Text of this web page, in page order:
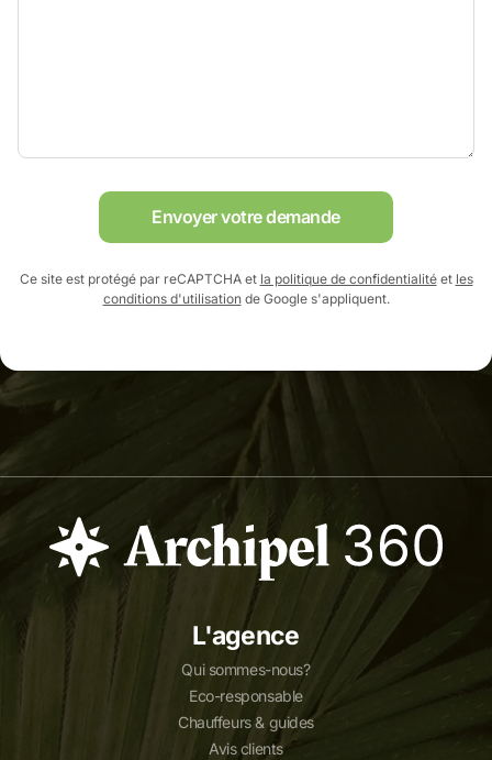
Envoyer votre demande
Ce site est protégé par reCAPTCHA et la politique de confidentialitéet les
conditions d'utilisationde Google s'appliquent.
L'agence
Qui sommes-nous?
Eco-responsable
Chauffeurs & guides
Avis clients